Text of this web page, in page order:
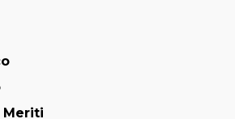
Meriti